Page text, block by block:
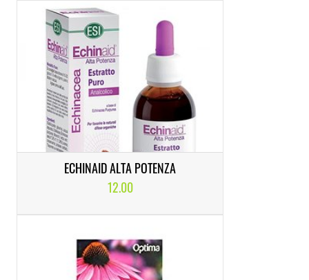
ECHINAID ALTA POTENZA
12.00